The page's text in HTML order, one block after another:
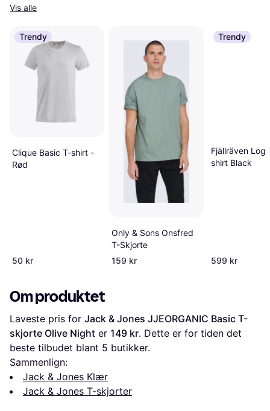
Vis alle
Trendy
Clique Basic T-shirt -
Rød
50 kr
Only & Sons Onsfred
T-Skjorte
159 kr
Trendy
Fjällräven
shirt Black
599 kr
Om produktet
Laveste pris for Jack & Jones JJEORGANIC Basic T-
skjorte Olive Night er 149 kr. Dette er for tiden det
beste tilbudet blant 5 butikker.
Sammenlign:
Jack & Jones Klær
Jack & Jones T-skjorter